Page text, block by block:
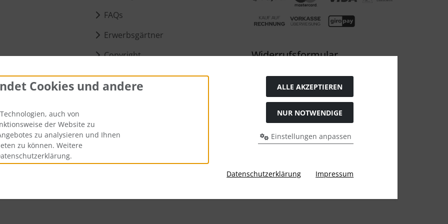
&
FAQs
Erwerbsgärtner
Copyright
Über uns
Widerrufsformular
. Die durchgestrichenen Preise entsprechen dem bisherigen Preis bei Bio Saatgut, Samenfest, Gemüse Biosaatgut.
Samenfest, Gemüse Biosaatgut © 2026 | Template © 2026 by Karl
Cookies und andere
auch von
der Website zu
zu analysieren und Ihnen
zu können. Weitere
ALLE AKZEPTIEREN
NUR NOTWENDIGE
Einstellungen anpassen
Datenschutzerklärung Impressum